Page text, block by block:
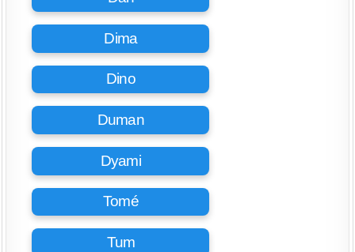
Dima
Dino
Duman
Dyami
Tomé
Tum